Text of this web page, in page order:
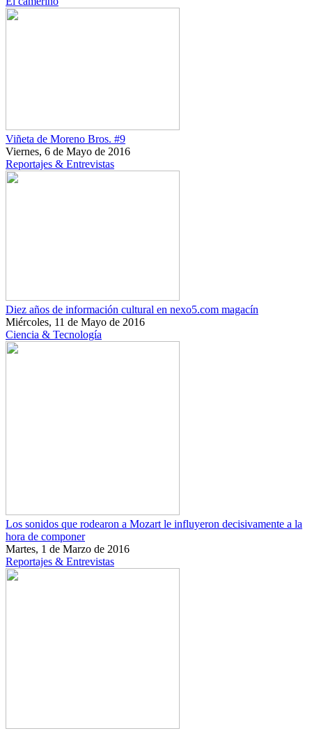
Viñeta de Moreno Bros. #9
Viernes, 6 de Mayo de 2016
Reportajes & Entrevistas
Diez años de información cultural en nexo5.com magacín
Miércoles, 11 de Mayo de 2016
Ciencia & Tecnología
Los sonidos que rodearon a Mozart le influyeron decisivamente a la
hora de componer
Martes, 1 de Marzo de 2016
Reportajes & Entrevistas